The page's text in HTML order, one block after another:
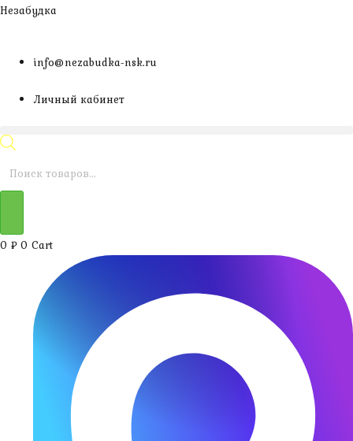
Перейти
Незабудка
info@nezabudka-nsk.ru
Личный кабинет
Поиск
0 ₽ 0 Cart